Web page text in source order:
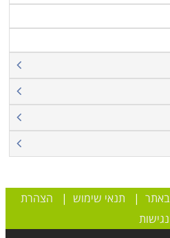
| תנאי שימוש | הצהרת
נגישות